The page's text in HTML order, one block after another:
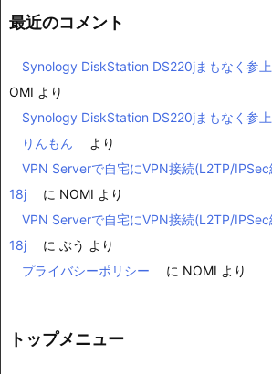
最近のコメント
Synology DiskStation DS220jまもなく参
OMI より
Synology DiskStation DS220jまもなく参
りんもん
より
VPN Serverで自宅にVPN接続(L2TP/
18j
に NOMI より
VPN Serverで自宅にVPN接続(L2TP/
18j
に ぶう より
プライバシーポリシー
に NOMI より
トップメニュー